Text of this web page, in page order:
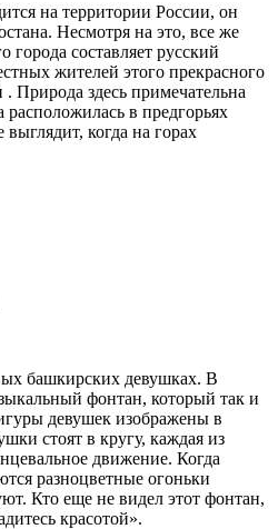
на территории России, он
Несмотря на это, все же
города составляет русский
жителей этого прекрасного
Природа здесь примечательна
расположилась в предгорьях
когда на горах
башкирских девушках. В
фонтан, который так и
девушек изображены в
стоят в кругу, каждая из
движение. Когда
разноцветные огоньки
Кто еще не видел этот фонтан,
красотой».